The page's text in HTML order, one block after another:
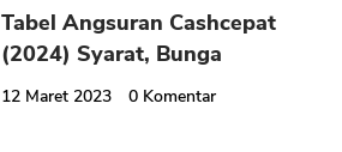
Tabel Angsuran Cashcepat
(2024) Syarat, Bunga
12 Maret 2023 0 Komentar